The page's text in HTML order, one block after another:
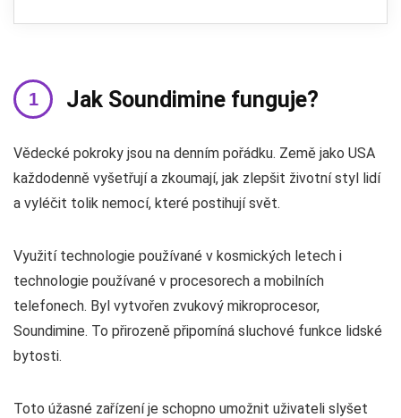
Jak Soundimine funguje?
Vědecké pokroky jsou na denním pořádku. Země jako USA
každodenně vyšetřují a zkoumají, jak zlepšit životní styl lidí
a vyléčit tolik nemocí, které postihují svět.
Využití technologie používané v kosmických letech i
technologie používané v procesorech a mobilních
telefonech. Byl vytvořen zvukový mikroprocesor,
Soundimine. To přirozeně připomíná sluchové funkce lidské
bytosti.
Toto úžasné zařízení je schopno umožnit uživateli slyšet